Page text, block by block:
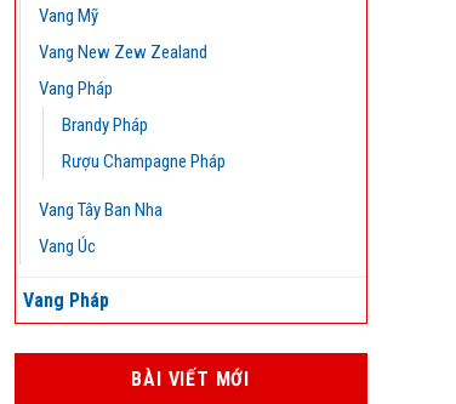
Vang Mỹ
Vang New Zew Zealand
Vang Pháp
Brandy Pháp
Rượu Champagne Pháp
Vang Tây Ban Nha
Vang Úc
Vang Pháp
BÀI VIẾT MỚI